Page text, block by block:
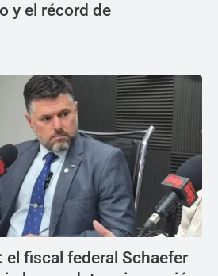
y el récord de
el fiscal federal Schaefer